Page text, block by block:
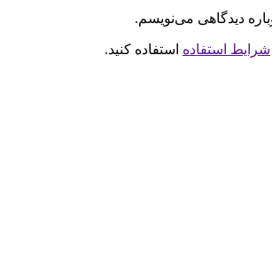
دیدگاهی می‌نویسم.
شرایط استفاده استفاده کنید.